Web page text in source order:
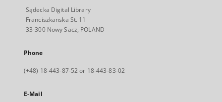
Sądecka Digital Library
Franciszkanska St. 11
33-300 Nowy Sacz, POLAND
Phone
(+48) 18-443-87-52 or 18-443-83-02
E-Mail